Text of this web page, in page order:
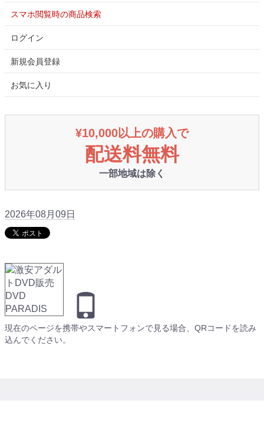
スマホ閲覧時の商品検索
ログイン
新規会員登録
お気に入り
¥10,000以上の購入で
配送料無料
一部地域は除く
2026年08月09日
現在のページを携帯やスマートフォンで見る場合、QRコードを読み
込んでください。